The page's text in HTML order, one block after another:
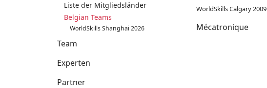
Liste der Mitgliedsländer
Belgian Teams
WorldSkills Shanghai 2026
Team
Experten
Partner
WorldSkills Calgary 2009
Mécatronique